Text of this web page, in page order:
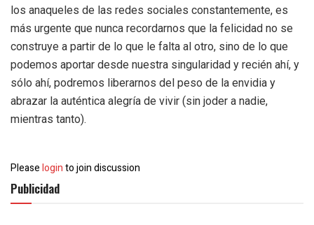
los anaqueles de las redes sociales constantemente, es
más urgente que nunca recordarnos que la felicidad no se
construye a partir de lo que le falta al otro, sino de lo que
podemos aportar desde nuestra singularidad y recién ahí, y
sólo ahí, podremos liberarnos del peso de la envidia y
abrazar la auténtica alegría de vivir (sin joder a nadie,
mientras tanto).
Pleaseloginto join discussion
Publicidad